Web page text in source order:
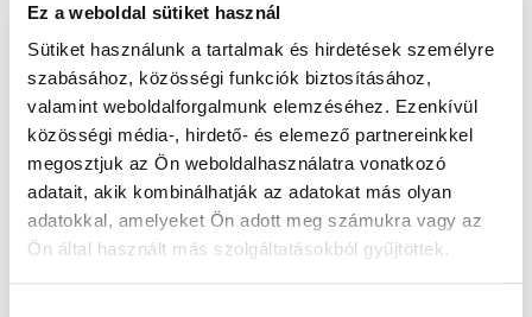
Ez a weboldal sütiket használ
Sütiket használunk a tartalmak és hirdetések személyre
szabásához, közösségi funkciók biztosításához,
valamint weboldalforgalmunk elemzéséhez. Ezenkívül
közösségi média-, hirdető- és elemező partnereinkkel
megosztjuk az Ön weboldalhasználatra vonatkozó
adatait, akik kombinálhatják az adatokat más olyan
adatokkal, amelyeket Ön adott meg számukra vagy az
Ön által használt más szolgáltatásokból gyűjtöttek.
Becherglas - niedrige Form 25ml